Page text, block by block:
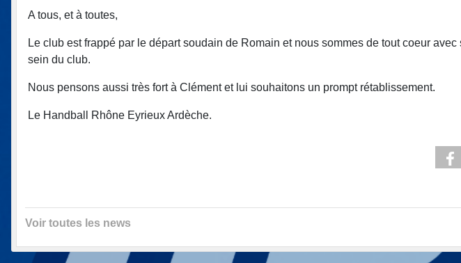
A tous, et à toutes,
Le club est frappé par le départ soudain de Romain et nous sommes de tout coeur
sein du club.
Nous pensons aussi très fort à Clément et lui souhaitons un prompt rétablissement.
Le Handball Rhône Eyrieux Ardèche.
Voir toutes les news